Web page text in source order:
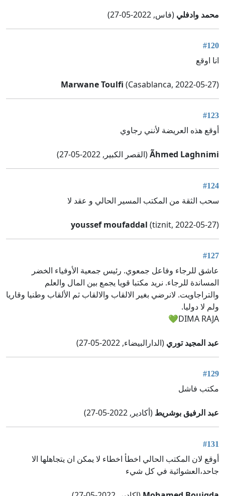
محمد وادفلي (فاس, 2022-05-27)
#120
انا اوقع
Marwane Toulfi (Casablanca, 2022-05-27)
#123
أوقع هذه العريضة لأنني رجاوي
Ãhmed Laghnimi(القصر الكبير, 2022-05-27)
#124
سحب الثقة من المكتب المسير الحالي و عقد لا
youssef moufaddal (tiznit, 2022-05-27)
#127
عاشق للرجاء وفاعل جمعوي. رئيس جمعية الأوفياء الخضر
المساندة للرجاء. نريد مكتبا قويا يجمع بين المال والعلم
والتراجاويت. لانرضي بغير الالقاب والالقاب ثم الألقاب وطنيا وقاريا
ولم لا دوليا.
DIMA RAJA💚
عبد المجيد توري (الدارالبيضاء, 2022-05-27)
#129
مكتب فاشل
عبد الرفيق بوشريط (أكادير, 2022-05-27)
#131
أوقع لان المكتب الحالي اخطأ اخطاء لا يمكن ان يتجاهلها الا
جاحد،العشوائية في كل شيء